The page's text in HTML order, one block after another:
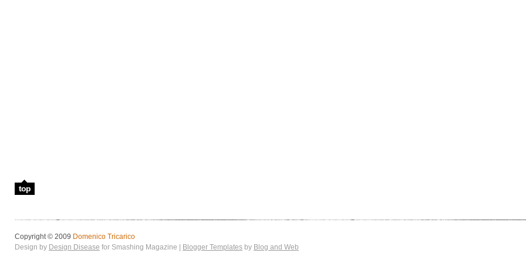
top
Copyright © 2009 Domenico Tricarico
Design by Design Disease for Smashing Magazine | Blogger Templates by Blog and Web